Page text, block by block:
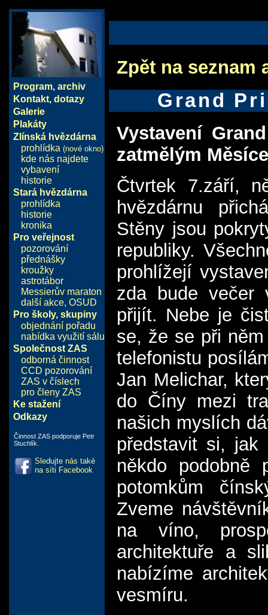
Program, archiv
Kontakt, dotazy
Galerie
Plakáty
Zlínská hvězdárna
prohlídka (nové okno)
kde nás najdete
vybavení
historie
Stará hvězdárna
prohlídka
historie
kronika
Pro veřejnost
pozorování
přednášky
kroužky
astrotábor
Messierův maraton
další akce, OSUD
Pro školy, skupiny
objednání pořadu
nabídka využití sálu
Společnost ZAS
odborná činnost
CCD pozorování
ZAS v číslech
pro členy ZAS
Ke stažení
Odkazy
Činnost ZAS podporuje Petr
Stuchlík.
Sledujte nás také
na síti Facebook
Zpět na seznam
Grand
Vystavení
zatmělým
Čtvrtek 7.září,
hvězdárnu
Stěny jsou
republiky.
prohlížejí
zda bude večer
přijít. Nebe je
se, že se při
telefonistu
Jan Melichar,
do Číny mezi
našich myslích
představit si, jak
někdo podobně
potomkům
Zveme
na víno,
architektuře a
nabízíme
vesmíru.